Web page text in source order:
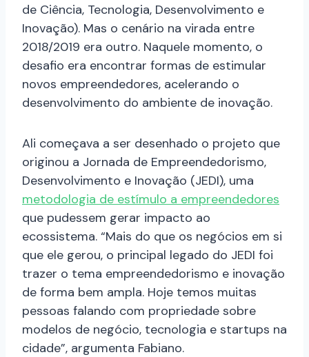
de Ciência, Tecnologia, Desenvolvimento e
Inovação). Mas o cenário na virada entre
2018/2019 era outro. Naquele momento, o
desafio era encontrar formas de estimular
novos empreendedores, acelerando o
desenvolvimento do ambiente de inovação.
Ali começava a ser desenhado o projeto que
originou a Jornada de Empreendedorismo,
Desenvolvimento e Inovação (JEDI), uma
metodologia de estímulo a empreendedores
que pudessem gerar impacto ao
ecossistema. “Mais do que os negócios em si
que ele gerou, o principal legado do JEDI foi
trazer o tema empreendedorismo e inovação
de forma bem ampla. Hoje temos muitas
pessoas falando com propriedade sobre
modelos de negócio, tecnologia e startups na
cidade”, argumenta Fabiano.